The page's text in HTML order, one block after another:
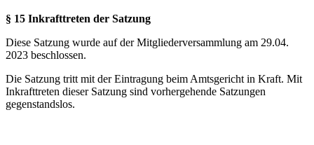
§ 15 Inkrafttreten der Satzung
Diese Satzung wurde auf der Mitgliederversammlung am 29.04.
2023 beschlossen.
Die Satzung tritt mit der Eintragung beim Amtsgericht in Kraft. Mit
Inkrafttreten dieser Satzung sind vorhergehende Satzungen
gegenstandslos.